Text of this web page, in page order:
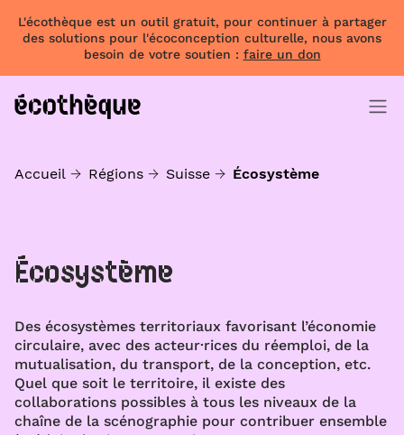
L'écothèque est un outil gratuit, pour continuer à partager
des solutions pour l'écoconception culturelle, nous avons
besoin de votre soutien : faire un don
Accueil Régions Suisse Écosystème
Écosystème
Des écosystèmes territoriaux favorisant l’économie
circulaire, avec des acteur·rices du réemploi, de la
mutualisation, du transport, de la conception, etc.
Quel que soit le territoire, il existe des
collaborations possibles à tous les niveaux de la
chaîne de la scénographie pour contribuer ensemble